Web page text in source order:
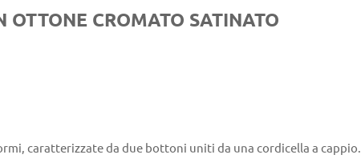
CROMATO SATINATO
caratterizzate da due bottoni uniti da una cordicella a cappio.